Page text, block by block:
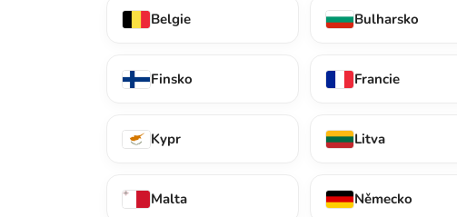
Belgie Bulharsko
Finsko Francie
Kypr Litva
Malta Německo